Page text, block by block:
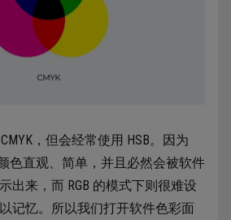
，但会经常使用 HSB。因为
色直观、简单，并且必然会被软件
出来，而 RGB 的模式下则很难设
记忆。所以我们打开软件色彩面